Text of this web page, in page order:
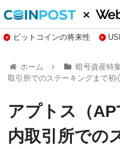
ビットコインの将来性
ホーム
暗号資産特
取引所でのステーキングまで初
アプトス（
内取引所での